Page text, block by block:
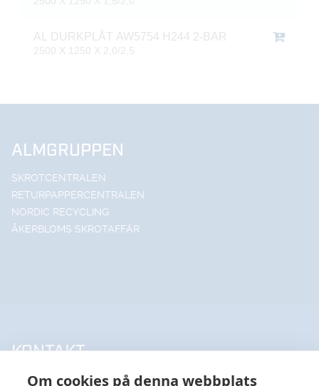
Om cookies på denna webbplats
AL DURKPLÅT AW5754 H244 2-BAR
2500 X 1250 X 2,0/2,5
ALMGRUPPEN
SKROTCENTRALEN
RETURPAPPERCENTRALEN
NORDIC RECYCLING
ÅKERBLOMS SKROTAFFÄR
KONTAKT
UPPSALA HANDELSSTÅL AB